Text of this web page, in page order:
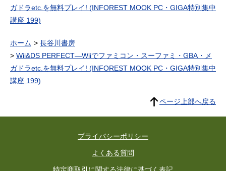
ガドラetc.を無料プレイ! (INFOREST MOOK PC・GIGA特別集中
講座 199)
ホーム
長谷川書房
Wii&DS PERFECT―Wiiでファミコン・スーファミ・GBA・メ
ガドラetc.を無料プレイ! (INFOREST MOOK PC・GIGA特別集中
講座 199)
ページ上部へ戻る
プライバシーポリシー
よくある質問